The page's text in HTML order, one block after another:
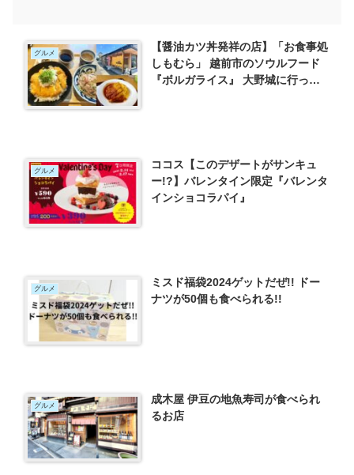
グルメ
【醤油カツ丼発祥の店】「お食事処
しもむら」 越前市のソウルフード
『ボルガライス』 大野城に行った
グルメ
ココス【このデザートがサンキュ
ー!?】バレンタイン限定『バレンタ
インショコラパイ』
グルメ
ミスド福袋2024ゲットだぜ!! ドー
ナツが50個も食べられる!!
グルメ
成木屋 伊豆の地魚寿司が食べられ
るお店